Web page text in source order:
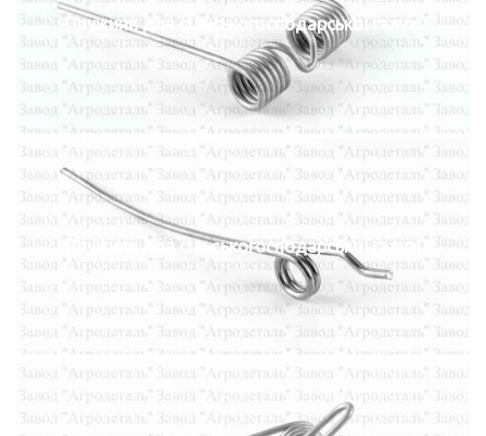
Пружини для сільськогосподарської галузі
Пружини для сільськогосподарської галузі